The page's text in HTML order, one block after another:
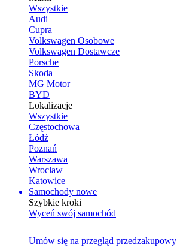
Wszystkie
Audi
Cupra
Volkswagen Osobowe
Volkswagen Dostawcze
Porsche
Skoda
MG Motor
BYD
Lokalizacje
Wszystkie
Częstochowa
Łódź
Poznań
Warszawa
Wrocław
Katowice
Samochody nowe
Szybkie kroki
Wyceń swój samochód
Umów się na przegląd przedzakupowy